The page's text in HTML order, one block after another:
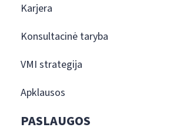
Karjera
Konsultacinė taryba
VMI strategija
Apklausos
PASLAUGOS